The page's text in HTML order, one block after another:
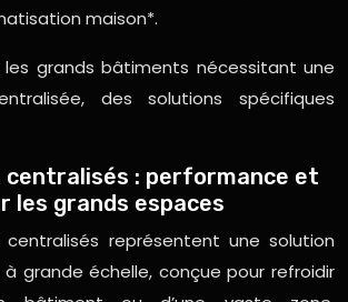
maison*.
les grands bâtiments nécessitant une
des solutions spécifiques
centralisés : performance et
les grands espaces
centralisés représentent une solution
grande échelle, conçue pour refroidir